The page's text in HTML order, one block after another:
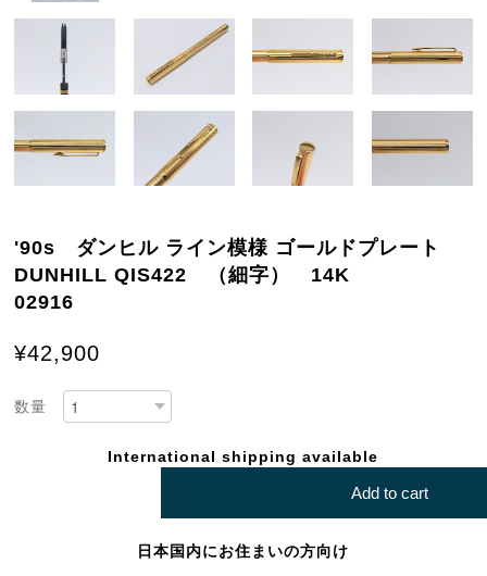
'90s ダンヒル ライン模様 ゴールドプレート
DUNHILL QIS422 （細字） 14K
02916
¥42,900
数量
International shipping available
Add to cart
日本国内にお住まいの方向け